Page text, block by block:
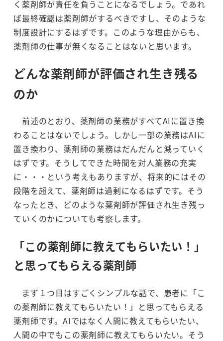
く薬剤師が責任を負うことになるでしょう。であれ
ば最終確認は薬剤師がするべきですし、そのような
制度設計にするはずです。このような理由からも、
薬剤師の仕事が無くなることはないと思います。
どんな薬剤師が評価され生き残る
のか
前述のとおり、薬剤師の業務がすべてAIに置き換
わることはないでしょう。しかし一部の業務はAIに
置き換わり、薬剤師の業務はだんだんと減っていく
はずです。そうしてできた時間を対人業務の充実
に・・・という考えもありますが、将来的にはその
段階を超えて、薬剤師は過剰になるはずです。そう
なったとき、どのような薬剤師が評価され生き残っ
ていくのかについても考察します。
「この薬剤師に教えてもらいたい！」
と思ってもらえる薬剤師
まず１つ目はすごくシンプルな話で、患者に「こ
の薬剤師に教えてもらいたい！」と思ってもらえる
薬剤師です。AIではなく人間に教えてもらいたい、
人間の中でもこの薬剤師に教えてもらいたい。そう